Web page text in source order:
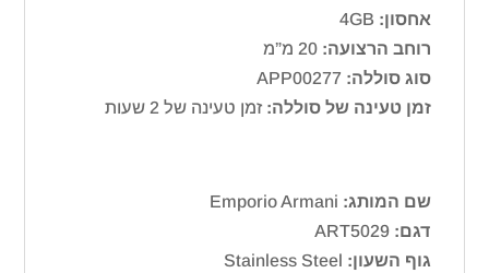
אחסון:
רוחב הרצועה: 20 מ”מ
סוג סוללה:
זמן טעינה של סוללה: זמן טעינה של 2 שעות
שם המותג: Emporio Armani
דגם: ART5029
גוף השעון: Stainless Steel